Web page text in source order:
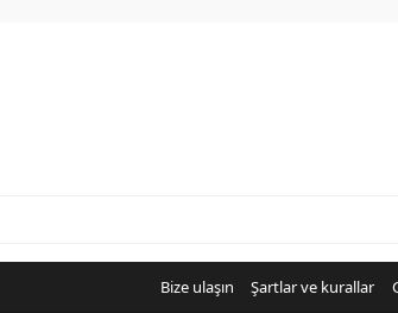
Bize ulaşın Şartlar ve kurallar